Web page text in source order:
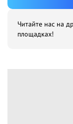
Читайте нас на
площадках!